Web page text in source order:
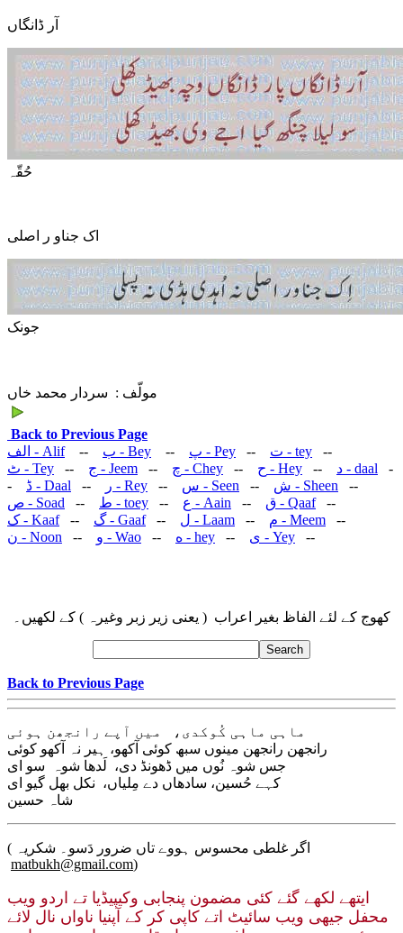
آر ڈانگاں
حُقّہ
اک جناو ر اصلی
جونک
مولّف : سردار محمد خاں
Back to Previous Page
الف - Alif-- ب - Bey -- پ - Pey -- ت - tey --
ٹ - Tey -- ج - Jeem -- چ - Chey -- ح - Hey -- د - daal -
- ڈ - Daal -- ر - Rey -- س - Seen -- ش - Sheen --
ص - Soad -- ط - toey -- ع - Aain -- ق - Qaaf--
ک- Kaaf-- گ- Gaaf-- ل - Laam -- م - Meem --
ن - Noon -- و - Wao -- ه - hey -- ی - Yey --
کھوج کے لئے الفاظ بغیر اعراب ( یعنی زیر زبر وغیرہ ) کے لکھیں۔
Back to Previous Page
ماہی ماہی کُوکدی، میں آپے رانجھن ہوئی
رانجھن رانجھن مینوں سبھ کوئی آکھو، ہیر نہ آکھو کوئی
جس شوہ نُوں میں ڈھونڈ دی، لَدھا شوہ سو ای
کہے حُسین، سادھاں دے مِلیاں، نکل بھل گیو ای
شاہ حسین
( اگر غلطی محسوس ہووے تاں ضرور دَسو۔ شکریہ
matbukh@gmail.com)
ایتھے لکھے گئے کئی مضمون پنجابی وکیپیڈیا تے اردو ویب
محفل جیهی ویب سائیٹ اتے کاپی کر کے آپنیا ناواں نال لائے